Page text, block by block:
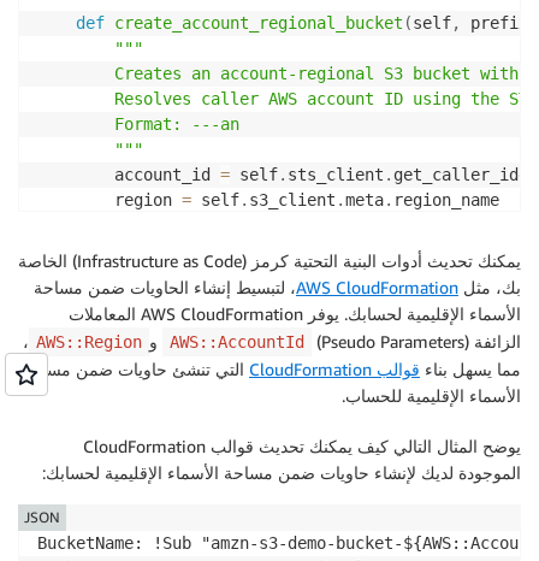
def create_account_regional_bucket (self, prefix
"""
Creates an account-regional S3 bucket with
Resolves caller AWS account ID using the
        Format: ---an
        """
        account_id
= self. sts_client .
        region
= self. s3_client .meta. region_name
            prefix
account_id , region
        params
= {
"Bucket": bucket_name,
"BucketNamespace": "account-regional"
            params
["CreateBucketConfiguration" ] = {
"LocationConstraint": region
return self.s3_client. create_bucket( **params
يمكنك تحديث أدوات البنية التحتية كرمز (Infrastructure as Code) الخاصة
بك، مثل AWS CloudFormation، لتبسيط إنشاء الحاويات ضمن مساحة
الأسماء الإقليمية لحسابك. يوفر AWS CloudFormation المعاملات
الزائفة (Pseudo Parameters)
AWS::AccountId و AWS::Region ،
مما يسهل بناء قوالب CloudFormation
التي تنشئ حاويات ضمن مساحة
الأسماء الإقليمية للحساب.
يوضح المثال التالي كيف يمكنك تحديث قوالب CloudFormation
الموجودة لديك لإنشاء حاويات ضمن مساحة الأسماء الإقليمية لحسابك:
BucketName: !Sub "amzn-s3-demo-bucket-
JSON